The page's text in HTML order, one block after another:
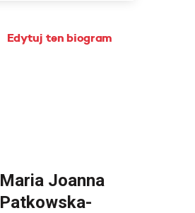
Edytuj ten biogram
Maria Joanna
Patkowska-